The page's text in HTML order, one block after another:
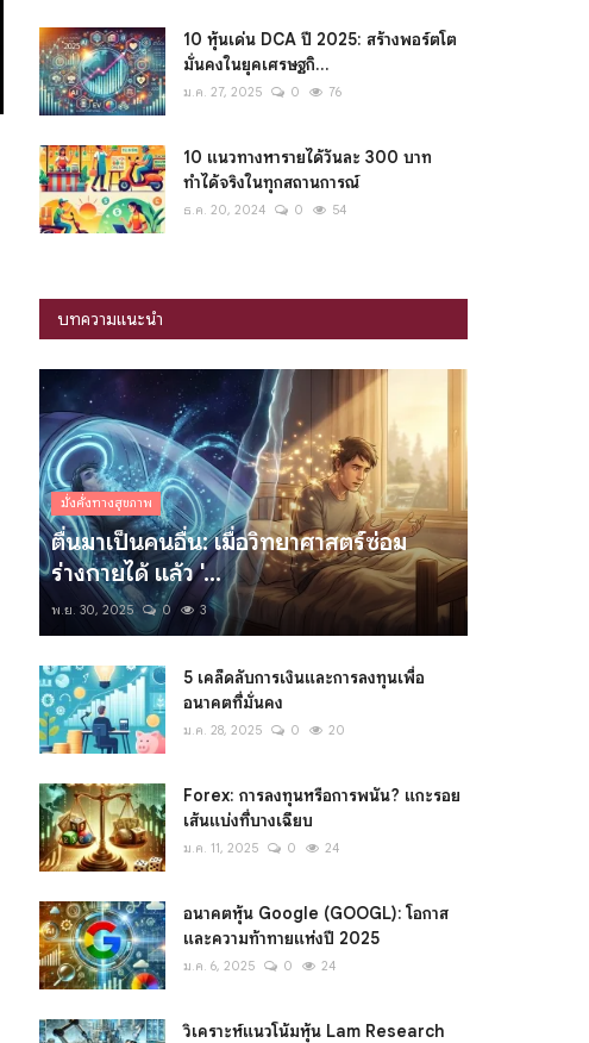
10 หุ้นเด่น DCA ปี 2025: สร้างพอร์ตโต
มั่นคงในยุคเศรษฐกิ...
ม.ค. 27, 2025 0 76
10 แนวทางหารายได้วันละ 300 บาท
ทำได้จริงในทุกสถานการณ์
ธ.ค. 20, 2024 0 54
บทความแนะนำ
มั่งคั่งทางสุขภาพ
ตื่นมาเป็นคนอื่น: เมื่อวิทยาศาสตร์ซ่อม
ร่างกายได้ แล้ว '...
พ.ย. 30, 2025 0 3
5 เคล็ดลับการเงินและการลงทุนเพื่อ
อนาคตที่มั่นคง
ม.ค. 28, 2025 0 20
Forex: การลงทุนหรือการพนัน? แกะรอย
เส้นแบ่งที่บางเฉียบ
ม.ค. 11, 2025 0 24
อนาคตหุ้น Google (GOOGL): โอกาส
และความท้าทายแห่งปี 2025
ม.ค. 6, 2025 0 24
วิเคราะห์แนวโน้มหุ้น Lam Research